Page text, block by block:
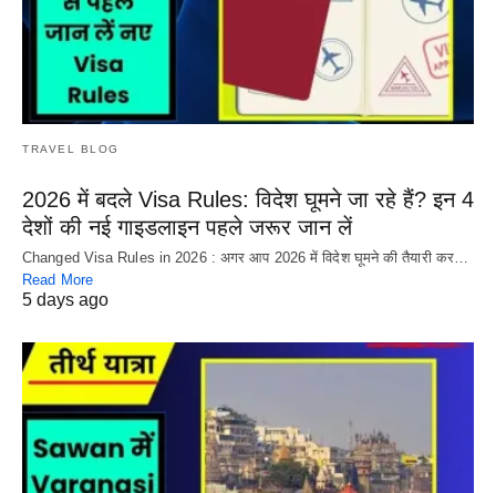
TRAVEL BLOG
2026 में बदले Visa Rules: विदेश घूमने जा रहे हैं? इन 4
देशों की नई गाइडलाइन पहले जरूर जान लें
Changed Visa Rules in 2026 : अगर आप 2026 में विदेश घूमने की तैयारी कर…
Read More
5 days ago